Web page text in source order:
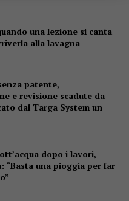
una lezione si canta
alla lavagna
patente,
e revisione scadute da
dal Targa System un
dopo i lavori,
“Basta una pioggia per far